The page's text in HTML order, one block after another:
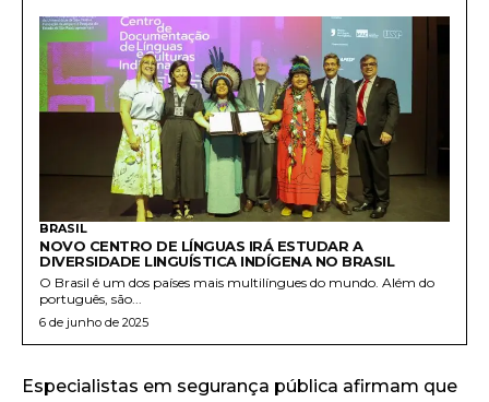
BRASIL
NOVO CENTRO DE LÍNGUAS IRÁ ESTUDAR A
DIVERSIDADE LINGUÍSTICA INDÍGENA NO BRASIL
O Brasil é um dos países mais multilíngues do mundo. Além do
português, são...
6 de junho de 2025
Especialistas em segurança pública afirmam que